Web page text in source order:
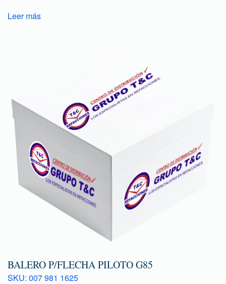
Leer más
BALERO P/FLECHA PILOTO G85
SKU: 007 981 1625